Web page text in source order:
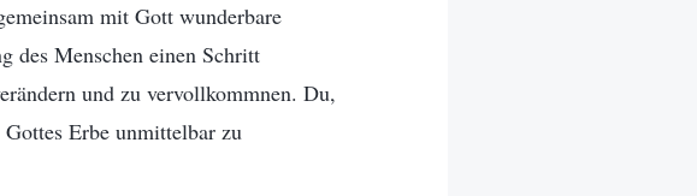
mit Gott wunderbare
des Menschen einen Schritt
und zu vervollkommnen. Du,
Erbe unmittelbar zu